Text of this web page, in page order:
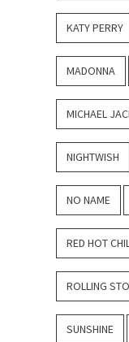
KATY PERRY
MADONNA
MICHAEL
NIGHTWISH
NO NAME
RED HOT
ROLLING
SUNSHINE